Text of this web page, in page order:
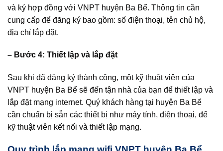
và ký hợp đồng với VNPT huyện Ba Bể. Thông tin cần
cung cấp để đăng ký bao gồm: số điện thoại, tên chủ hộ,
địa chỉ lắp đặt.
– Bước 4: Thiết lập và lắp đặt
Sau khi đã đăng ký thành công, một kỹ thuật viên của
VNPT huyện Ba Bể sẽ đến tận nhà của bạn để thiết lập và
lắp đặt mạng internet. Quý khách hàng tại huyện Ba Bể
cần chuẩn bị sẵn các thiết bị như máy tính, điện thoại, để
kỹ thuật viên kết nối và thiết lập mạng.